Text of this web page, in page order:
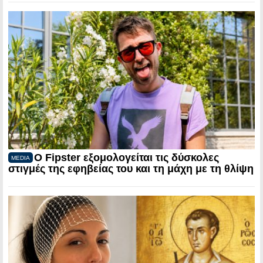
MEDIA
Ο Fipster εξομολογείται τις δύσκολες
στιγμές της εφηβείας του και τη μάχη με τη θλίψη